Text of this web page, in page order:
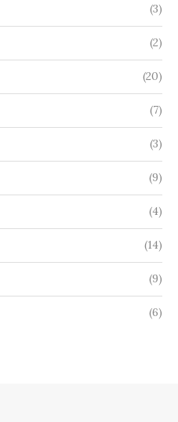
(3)
(2)
(20)
(7)
(3)
(9)
(4)
(14)
(9)
(6)